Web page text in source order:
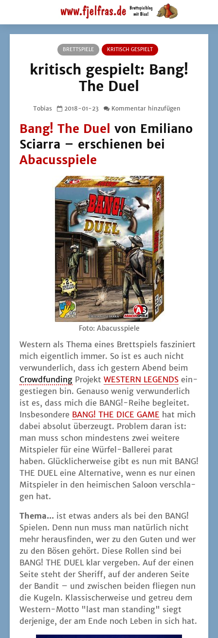
BRETTSPIELE KRITISCH GESPIELT
kritisch gespielt: Bang!
The Duel
Tobias 2018-01-23 Kommentar hinzufügen
Bang! The Duel von Emiliano
Sciarra – erschienen bei
Abacusspiele
Foto: Aba­cus­spie­le
Wes­tern als The­ma eines Brett­spiels fas­zi­niert
mich eigent­lich immer. So ist es auch nicht
ver­wun­der­lich, dass ich ges­tern Abend beim
Crowd­fun­ding Pro­jekt WESTERN LEGENDS ein­
ge­stie­gen bin. Genau­so wenig ver­wun­der­lich
ist es, dass mich die BANG!-Reihe beglei­tet.
Ins­be­son­de­re BANG! THE DICE GAME hat mich
dabei abso­lut über­zeugt. Pro­blem dar­an ist:
man muss schon min­des­tens zwei wei­te­re
Mit­spie­ler für eine Wür­fel-Bal­le­rei parat
haben. Glück­li­cher­wei­se gibt es nun mit BANG!
THE DUEL eine Alter­na­ti­ve, wenn es nur einen
Mit­spie­ler in den hei­mi­schen Saloon ver­schla­
gen hat.
The­ma... ist etwas anders als bei den BANG!
Spie­len. Denn nun muss man natür­lich nicht
mehr her­aus­fin­den, wer zu den Guten und wer
zu den Bösen gehört. Die­se Rol­len sind bei
BANG! THE DUEL klar ver­ge­ben. Auf der einen
Sei­te steht der She­riff, auf der ande­ren Sei­te
der Ban­dit – und zwi­schen bei­den flie­gen nun
die Kugeln. Klas­si­scher­wei­se und getreu dem
Wes­tern-Mot­to "last man stan­ding" siegt
der­je­ni­ge, der am Ende noch Leben in sich hat.